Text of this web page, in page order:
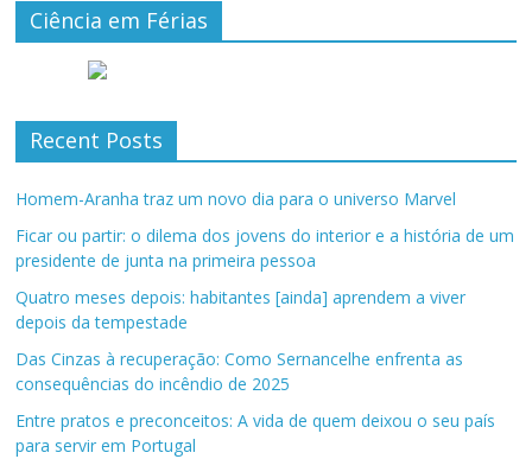
Ciência em Férias
Recent Posts
Homem-Aranha traz um novo dia para o universo Marvel
Ficar ou partir: o dilema dos jovens do interior e a história de um
presidente de junta na primeira pessoa
Quatro meses depois: habitantes [ainda] aprendem a viver
depois da tempestade
Das Cinzas à recuperação: Como Sernancelhe enfrenta as
consequências do incêndio de 2025
Entre pratos e preconceitos: A vida de quem deixou o seu país
para servir em Portugal